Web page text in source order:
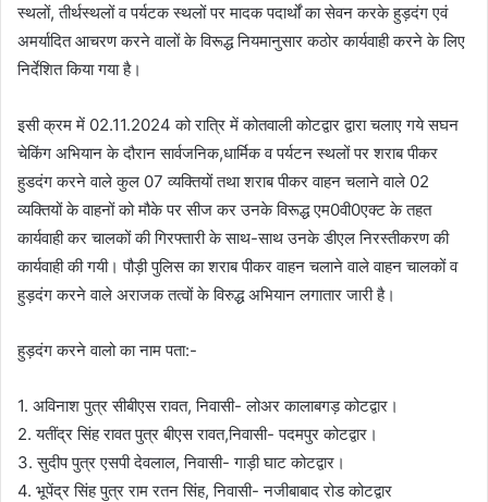
स्थलों, तीर्थस्थलों व पर्यटक स्थलों पर मादक पदार्थों का सेवन करके हुड़दंग एवं
अमर्यादित आचरण करने वालों के विरूद्ध नियमानुसार कठोर कार्यवाही करने के लिए
निर्देशित किया गया है।
इसी क्रम में 02.11.2024 को रात्रि में कोतवाली कोटद्वार द्वारा चलाए गये सघन
चेकिंग अभियान के दौरान सार्वजनिक,धार्मिक व पर्यटन स्थलों पर शराब पीकर
हुडदंग करने वाले कुल 07 व्यक्तियों तथा शराब पीकर वाहन चलाने वाले 02
व्यक्तियों के वाहनों को मौके पर सीज कर उनके विरूद्ध एम0वी0एक्ट के तहत
कार्यवाही कर चालकों की गिरफ्तारी के साथ-साथ उनके डीएल निरस्तीकरण की
कार्यवाही की गयी। पौड़ी पुलिस का शराब पीकर वाहन चलाने वाले वाहन चालकों व
हुड़दंग करने वाले अराजक तत्वों के विरुद्ध अभियान लगातार जारी है।
हुड़दंग करने वालो का नाम पता:-
1. अविनाश पुत्र सीबीएस रावत, निवासी- लोअर कालाबगड़ कोटद्वार।
2. यतींद्र सिंह रावत पुत्र बीएस रावत,निवासी- पदमपुर कोटद्वार।
3. सुदीप पुत्र एसपी देवलाल, निवासी- गाड़ी घाट कोटद्वार।
4. भूपेंद्र सिंह पुत्र राम रतन सिंह, निवासी- नजीबाबाद रोड कोटद्वार